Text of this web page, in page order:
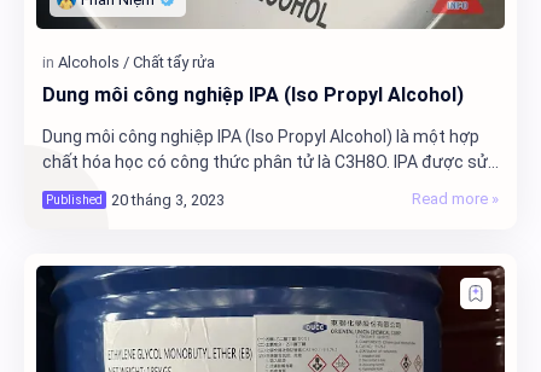
Dung môi công nghiệp IPA (Iso Propyl Alcohol)
Dung môi công nghiệp IPA (Iso Propyl Alcohol) là một hợp
chất hóa học có công thức phân tử là C3H8O. IPA được sử
dụng rộng rãi trong các ứng dụng côn…